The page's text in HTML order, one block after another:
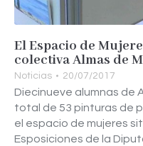
El Espacio de
colectiva Almas de
Noticias 20/07/2017
Diecinueve alumnas de
total de 53 pinturas de
el espacio de mujeres
Esposiciones de la